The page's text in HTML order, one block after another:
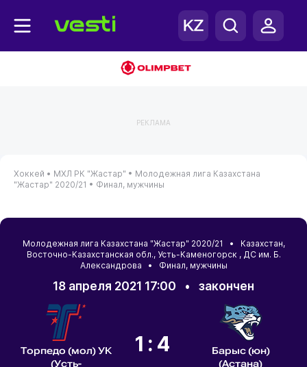
РЕКЛАМА
Хоккей • МХЛ РК "Жастар" • Молодежная лига Казахстана
"Жастар" 2020/21 • Финал, мужчины
Молодежная лига Казахстана "Жастар" 2020/21 • Казахстан,
Восточно-Казахстанская обл., Усть-Каменогорск , ДС им. Б.
Александрова • Финал, мужчины
18 апреля 2021 17:00 • закончен
Торпедо (мол) УК
(Усть-
1:4
Барыс (юн)
(Астана)